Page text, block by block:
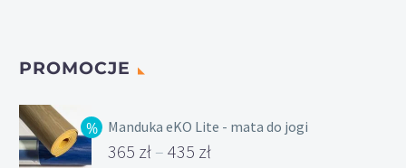
PROMOCJE
Manduka eKO Lite - mata do jogi
365 zł – 435 zł